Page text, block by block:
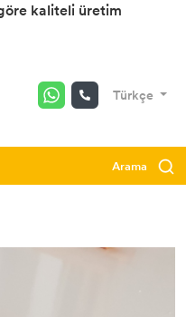
kaliteli üretim
Türkçe
Arama